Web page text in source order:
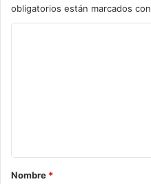
obligatorios están marcados con
Nombre *